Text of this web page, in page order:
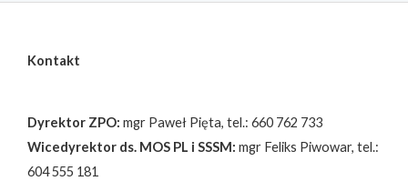
Kontakt
Dyrektor ZPO: mgr Paweł Pięta, tel.: 660 762 733
Wicedyrektor ds. MOS PL i SSSM: mgr Feliks Piwowar, tel.:
604 555 181